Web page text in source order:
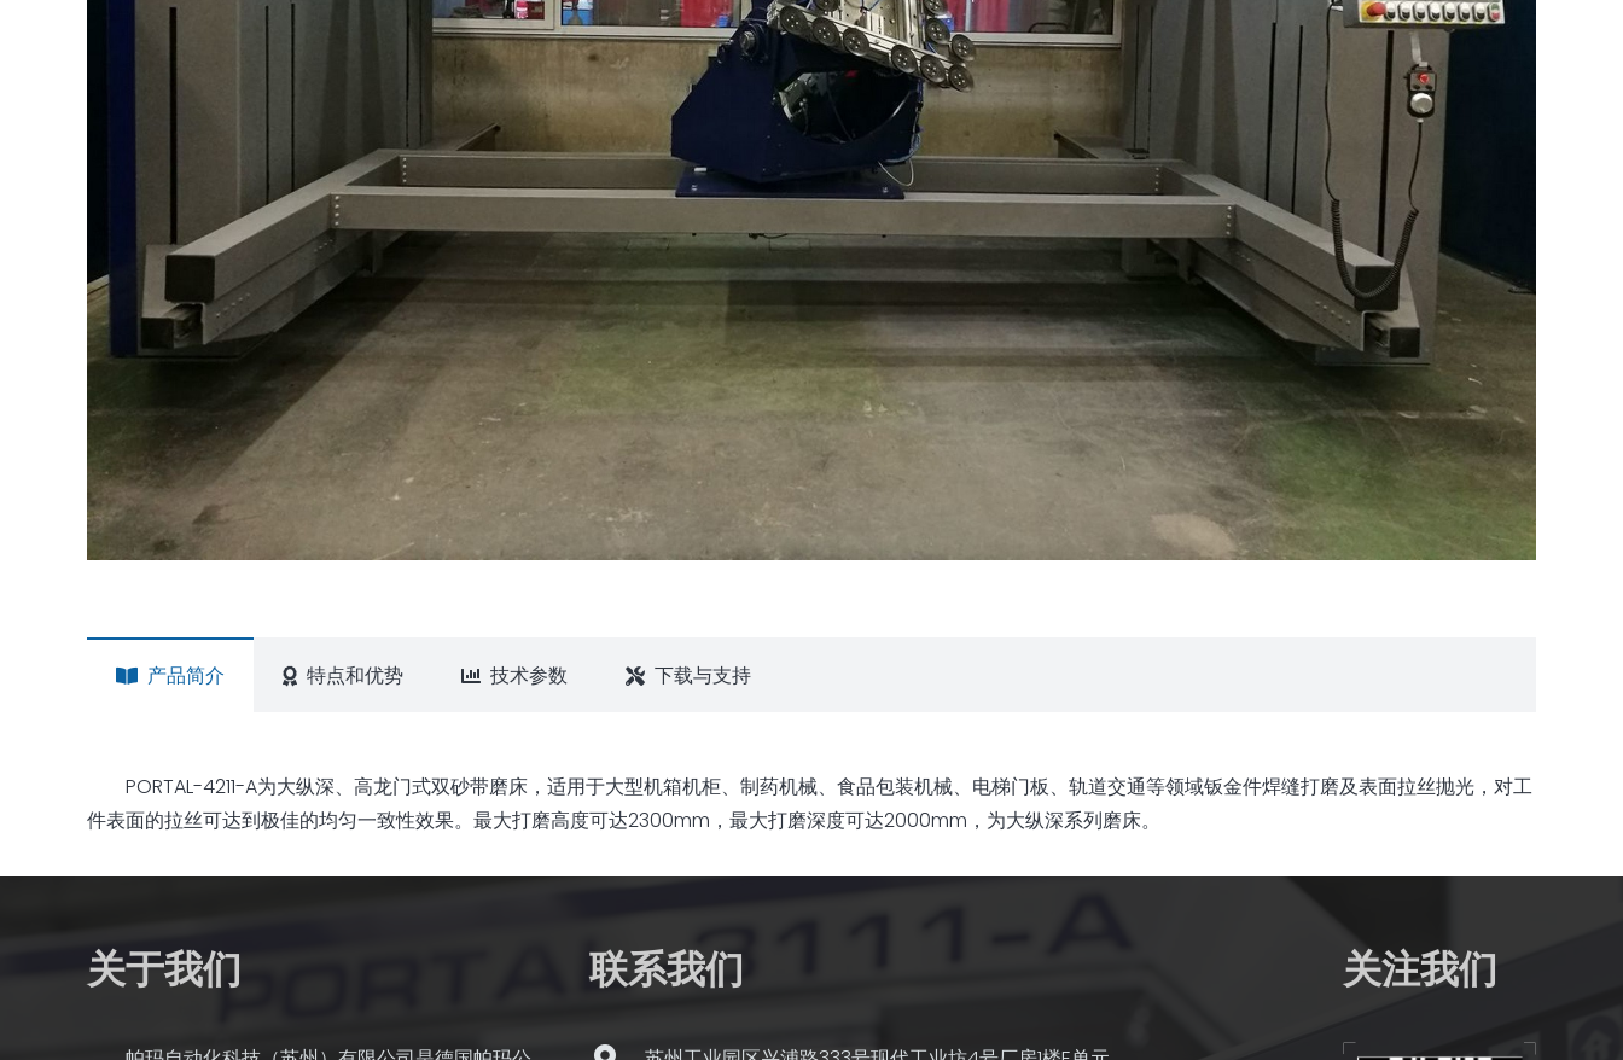
产品简介 特点和优势 技术参数 下载与支持
PORTAL-4211-A为大纵深、高龙门式双砂带磨床，适用于大型机箱机柜、制药机械、食品包装机械、电梯门板、轨道交通等领域钣金件焊缝打磨及表面拉丝抛光，对工
件表面的拉丝可达到极佳的均匀一致性效果。最大打磨高度可达2300mm，最大打磨深度可达2000mm，为大纵深系列磨床。
关于我们 联系我们 关注我们